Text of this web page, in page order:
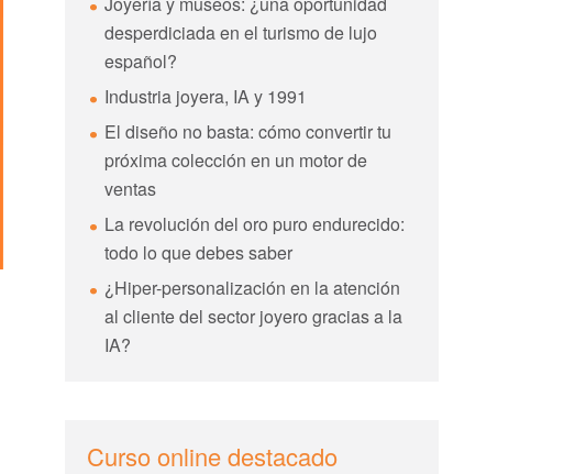
desperdiciada en el turismo de lujo
español?
Industria joyera, IA y 1991
El diseño no basta: cómo convertir tu
próxima colección en un motor de
ventas
La revolución del oro puro endurecido:
todo lo que debes saber
¿Hiper-personalización en la atención
al cliente del sector joyero gracias a la
IA?
Curso online destacado